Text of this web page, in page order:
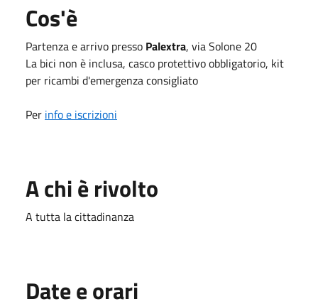
Cos'è
Partenza e arrivo presso Palextra, via Solone 20
La bici non è inclusa, casco protettivo obbligatorio, kit
per ricambi d'emergenza consigliato
Per info e iscrizioni
A chi è rivolto
A tutta la cittadinanza
Date e orari